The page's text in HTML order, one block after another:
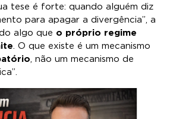
tese é forte: quando alguém diz
para apagar a divergência”, a
algo que o próprio regime
. O que existe é um mecanismo
, não um mecanismo de